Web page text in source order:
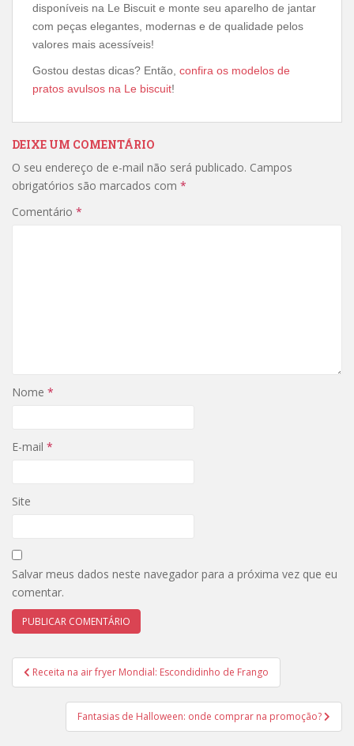
disponíveis na Le Biscuit e monte seu aparelho de jantar
com peças elegantes, modernas e de qualidade pelos
valores mais acessíveis!
Gostou destas dicas? Então, confira os modelos de
pratos avulsos na Le biscuit!
DEIXE UM COMENTÁRIO
O seu endereço de e-mail não será publicado. Campos
obrigatórios são marcados com *
Comentário *
Nome *
E-mail *
Site
Salvar meus dados neste navegador para a próxima vez que eu
comentar.
Navegação
de
Receita na air fryer Mondial: Escondidinho de Frango
Fantasias de Halloween: onde comprar na promoção?